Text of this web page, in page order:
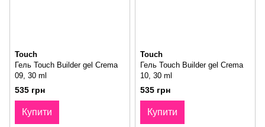
Touch
Гель Touch Builder gel Crema
09, 30 ml
535 грн
Купити
Touch
Гель Touch Builder gel Crema
10, 30 ml
535 грн
Купити